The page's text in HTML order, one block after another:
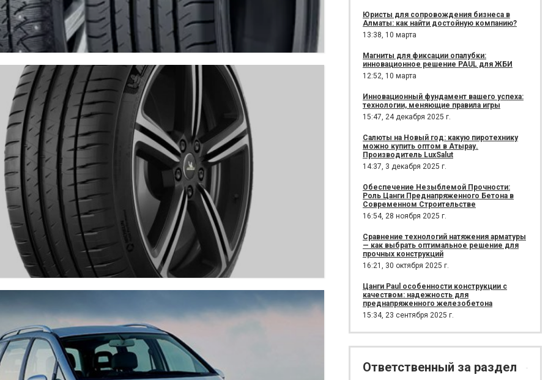
Юристы для сопровождения бизнеса в
Алматы: как найти достойную компанию?
13:38, 10 марта
Магниты для фиксации опалубки:
инновационное решение PAUL для ЖБИ
12:52, 10 марта
Инновационный фундамент вашего успеха:
технологии, меняющие правила игры
15:47, 24 декабря 2025 г.
Салюты на Новый год: какую пиротехнику
можно купить оптом в Атырау.
Производитель LuxSalut
14:37, 3 декабря 2025 г.
Обеспечение Незыблемой Прочности:
Роль Цанги Преднапряженного Бетона в
Современном Строительстве
16:54, 28 ноября 2025 г.
Сравнение технологий натяжения арматуры
— как выбрать оптимальное решение для
прочных конструкций
16:21, 30 октября 2025 г.
Цанги Paul особенности конструкции с
качеством: надежность для
преднапряженного железобетона
15:34, 23 сентября 2025 г.
Ответственный за раздел